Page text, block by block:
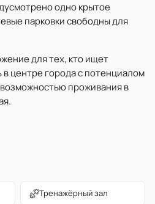
одно крытое
парковки свободны для
для тех, кто ищет
центре города с потенциалом
проживания в
Тренажёрный зал